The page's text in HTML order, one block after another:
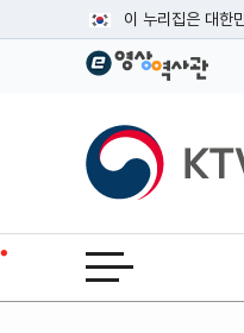
이 누리집은 대한
공식 누리집 주
이밖에 or.kr 또는
운영중인 공식 누
KTV국민방송
전체메뉴 열기